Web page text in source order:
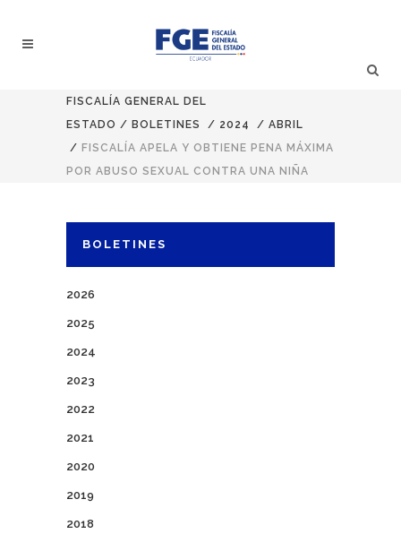
FISCALÍA GENERAL DEL
ESTADO / BOLETINES / 2024 / ABRIL
/ FISCALÍA APELA Y OBTIENE PENA MÁXIMA
POR ABUSO SEXUAL CONTRA UNA NIÑA
BOLETINES
2026
2025
2024
2023
2022
2021
2020
2019
2018